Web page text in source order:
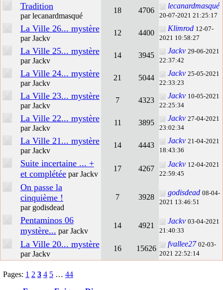
Tradition
par lecanardmasqué
18 4706
lecanardmasqué
20-07-2021 21:25:17
La Ville 26... mystère
par Jackv
12 4400
Klimrod 12-07-
2021 10:58:27
La Ville 25... mystère
par Jackv
14 3945
Jackv 29-06-2021
22:37:42
La Ville 24... mystère
par Jackv
21 5044
Jackv 25-05-2021
22:33:23
La Ville 23... mystère
par Jackv
7 4323
Jackv 10-05-2021
22:25:34
La Ville 22... mystère
par Jackv
11 3895
Jackv 27-04-2021
23:02:34
La Ville 21... mystère
par Jackv
14 4443
Jackv 21-04-2021
18:43:36
Suite incertaine ... +
et complétée par Jackv
17 4267
Jackv 12-04-2021
22:59:45
On passe la
cinquième !
par godisdead
7 3928
godisdead 08-04-
2021 13:46:51
Pentaminos 06
mystère... par Jackv
14 4921
Jackv 03-04-2021
21:40:33
La Ville 20... mystère
par Jackv
16 15626
fvallee27 02-03-
2021 22:52:14
Pages: 1 2 3 4 5 … 44